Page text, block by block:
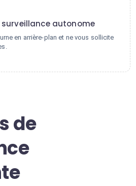
surveillance autonome
en arrière-plan et ne vous sollicite
de